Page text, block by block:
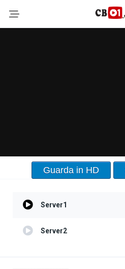
Guarda in HD
Server1
Server2